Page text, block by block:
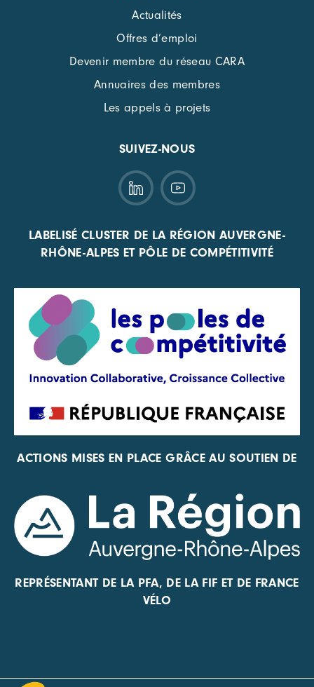
Actualités
Offres d’emploi
Devenir membre du réseau CARA
Annuaires des membres
Les appels à projets
SUIVEZ-NOUS
LABELISÉ CLUSTER DE LA RÉGION AUVERGNE-
RHÔNE-ALPES ET PÔLE DE COMPÉTITIVITÉ
ACTIONS MISES EN PLACE GRÂCE AU SOUTIEN DE
REPRÉSENTANT DE LA PFA, DE LA FIF ET DE FRANCE
VÉLO